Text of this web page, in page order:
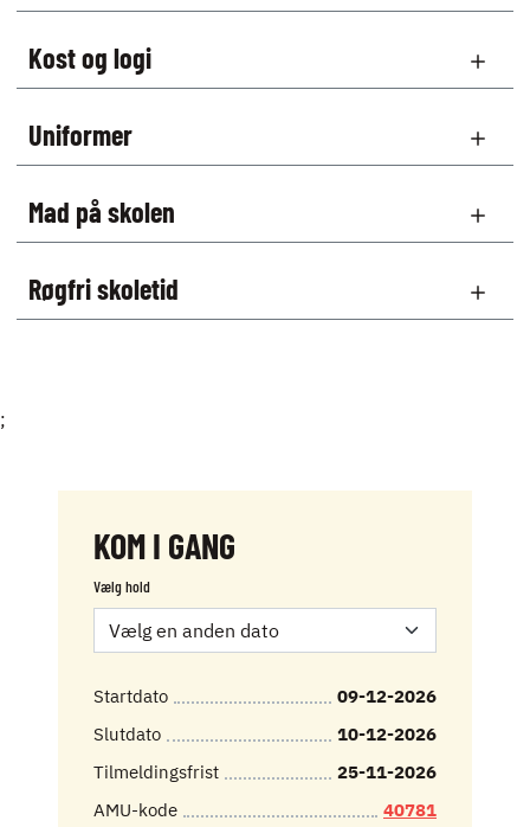
Kost og logi
Uniformer
Mad på skolen
Røgfri skoletid
;
KOM I GANG
Vælg hold
Startdato
09-12-2026
Slutdato
10-12-2026
Tilmeldingsfrist
25-11-2026
AMU-kode
40781